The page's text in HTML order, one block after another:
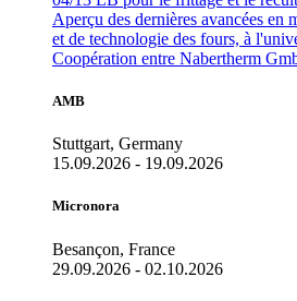
Aperçu des dernières avancées en
et de technologie des fours, à
Coopération entre Nabertherm
AMB
Stuttgart, Germany
15.09.2026 - 19.09.2026
Micronora
Besançon, France
29.09.2026 - 02.10.2026